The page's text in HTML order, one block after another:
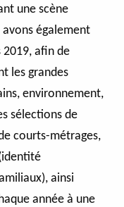
une scène
également
afin de
les grandes
environnement,
sélections de
courts-métrages,
ainsi
année à une